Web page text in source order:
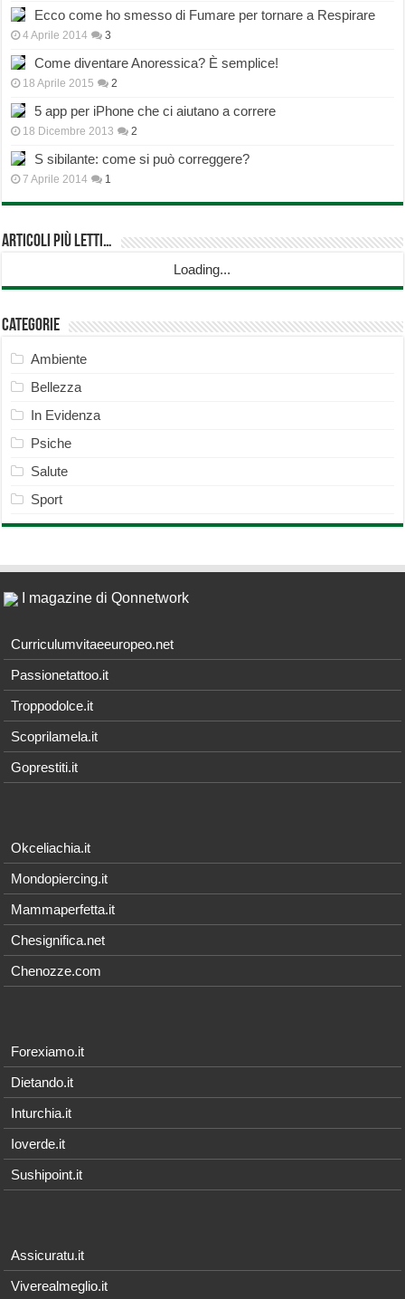
Ecco come ho smesso di Fumare per tornare a Respirare
4 Aprile 2014 3
Come diventare Anoressica? È semplice!
18 Aprile 2015 2
5 app per iPhone che ci aiutano a correre
18 Dicembre 2013 2
S sibilante: come si può correggere?
7 Aprile 2014 1
Articoli più Letti…
Loading...
Categorie
Ambiente
Bellezza
In Evidenza
Psiche
Salute
Sport
I magazine di Qonnetwork
Curriculumvitaeeuropeo.net
Passionetattoo.it
Troppodolce.it
Scoprilamela.it
Goprestiti.it
Okceliachia.it
Mondopiercing.it
Mammaperfetta.it
Chesignifica.net
Chenozze.com
Forexiamo.it
Dietando.it
Inturchia.it
Ioverde.it
Sushipoint.it
Assicuratu.it
Viverealmeglio.it